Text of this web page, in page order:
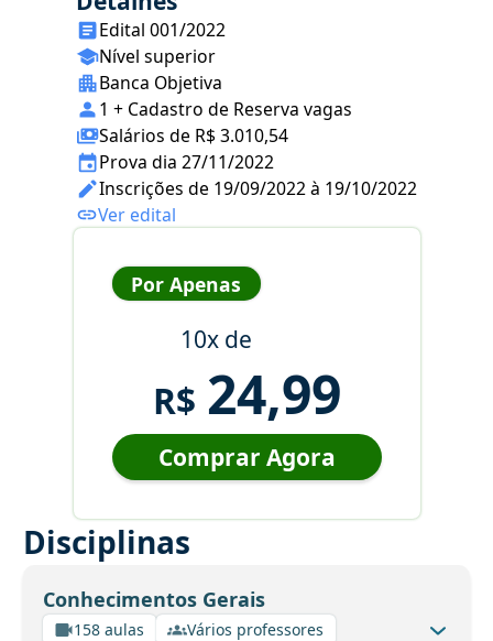
Edital 001/2022
Nível superior
Banca Objetiva
1 + Cadastro de Reserva vagas
Salários de R$ 3.010,54
Prova dia 27/11/2022
Inscrições de 19/09/2022 à 19/10/2022
Ver edital
Por Apenas
10x de
R$ 24,99
Comprar Agora
Disciplinas
Conhecimentos Gerais
158 aulas
Vários professores